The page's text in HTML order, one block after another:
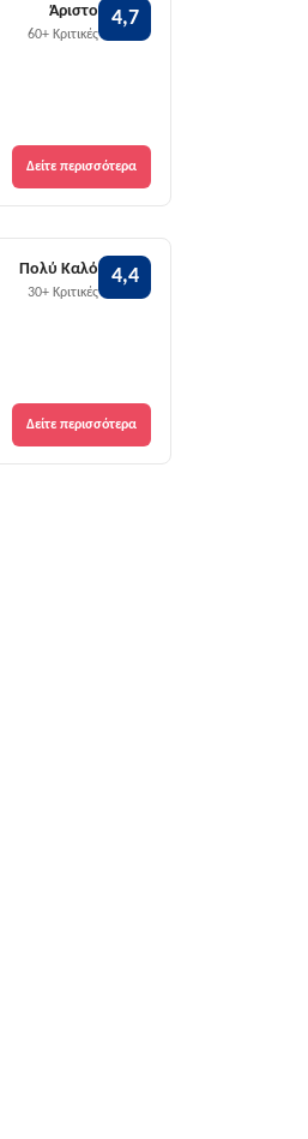
Άριστο
60+ Κριτικές
4,7
Δείτε περισσότερα
Πολύ Καλό
30+ Κριτικές
4,4
Δείτε περισσότερα